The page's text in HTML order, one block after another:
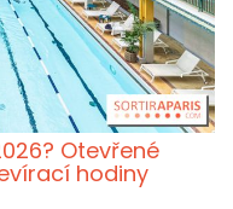
Otevřené
hodiny